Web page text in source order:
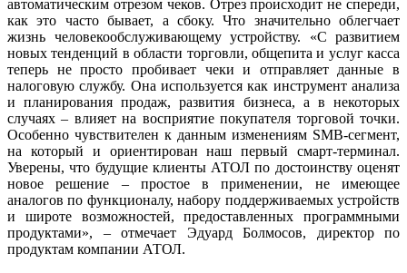
автоматическим отрезом чеков. Отрез происходит не спереди,
как это часто бывает, а сбоку. Что значительно облегчает
жизнь человекообслуживающему устройству. «С развитием
новых тенденций в области торговли, общепита и услуг касса
теперь не просто пробивает чеки и отправляет данные в
налоговую службу. Она используется как инструмент анализа
и планирования продаж, развития бизнеса, а в некоторых
случаях – влияет на восприятие покупателя торговой точки.
Особенно чувствителен к данным изменениям SMB-сегмент,
на который и ориентирован наш первый смарт-терминал.
Уверены, что будущие клиенты АТОЛ по достоинству оценят
новое решение – простое в применении, не имеющее
аналогов по функционалу, набору поддерживаемых устройств
и широте возможностей, предоставленных программными
продуктами», – отмечает Эдуард Болмосов, директор по
продуктам компании АТОЛ.